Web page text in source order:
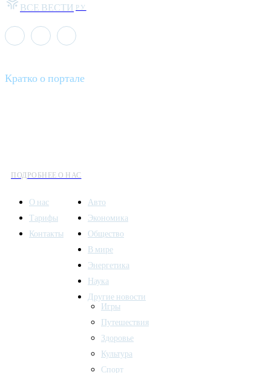
ВСЕ ВЕСТИ РУ
Кратко о портале
ПОДРОБНЕЕ О НАС
О нас
Тарифы
Контакты
Авто
Экономика
Общество
В мире
Энергетика
Наука
Другие новости
Игры
Путешествия
Здоровье
Культура
Спорт